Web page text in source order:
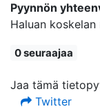
Pyynnön
Haluan
0 seuraajaa
Jaa tämä
Twitter